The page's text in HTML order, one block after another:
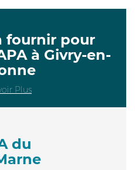
fournir pour
à Givry-en-
Plus
du